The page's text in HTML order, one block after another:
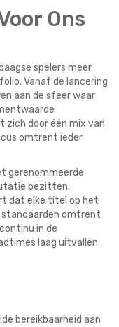
Ons
spelers meer
Vanaf de lancering
aan de sfeer waar
door één mix van
omtrent ieder
gerenommeerde
bezitten.
dat elke titel op het
omtrent
in de
laag uitvallen
bereikbaarheid aan